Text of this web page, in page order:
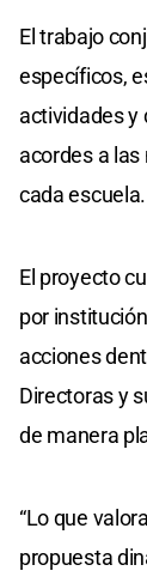
El trabajo
específicos,
actividades y
acordes a
cada escuela.
El proyecto
por
acciones
Directoras y
de manera
“Lo que
propuesta